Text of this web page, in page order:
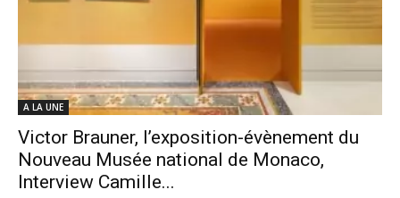
A LA UNE
Victor Brauner, l’exposition-évènement du
Nouveau Musée national de Monaco,
Interview Camille...